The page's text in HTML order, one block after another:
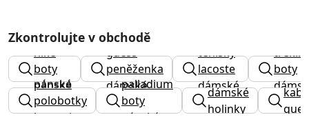
Zkontrolujte v obchodě
nike
boty
pánské
guess
peněženka
dámská
tenisky
lacoste
dámské
boty
pánské
polobotky
bugatti
palladium
boty
pánské
dámské
holinky